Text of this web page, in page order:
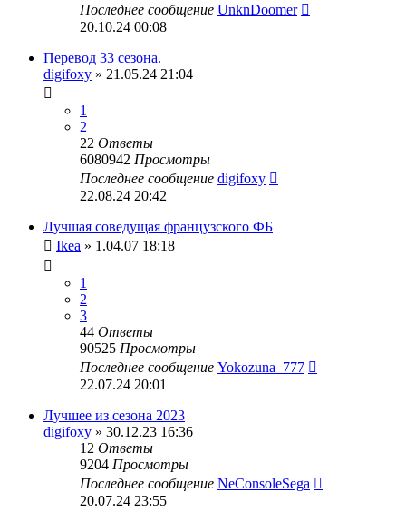
Последнее сообщение UnknDoomer
20.10.24 00:08
Перевод 33 сезона.
digifoxy » 21.05.24 21:04
1
2
22 Ответы
6080942 Просмотры
Последнее сообщение digifoxy
22.08.24 20:42
Лучшая соведущая французского ФБ
Ikea » 1.04.07 18:18
1
2
3
44 Ответы
90525 Просмотры
Последнее сообщение Yokozuna_777
22.07.24 20:01
Лучшее из сезона 2023
digifoxy » 30.12.23 16:36
12 Ответы
9204 Просмотры
Последнее сообщение NeConsoleSega
20.07.24 23:55